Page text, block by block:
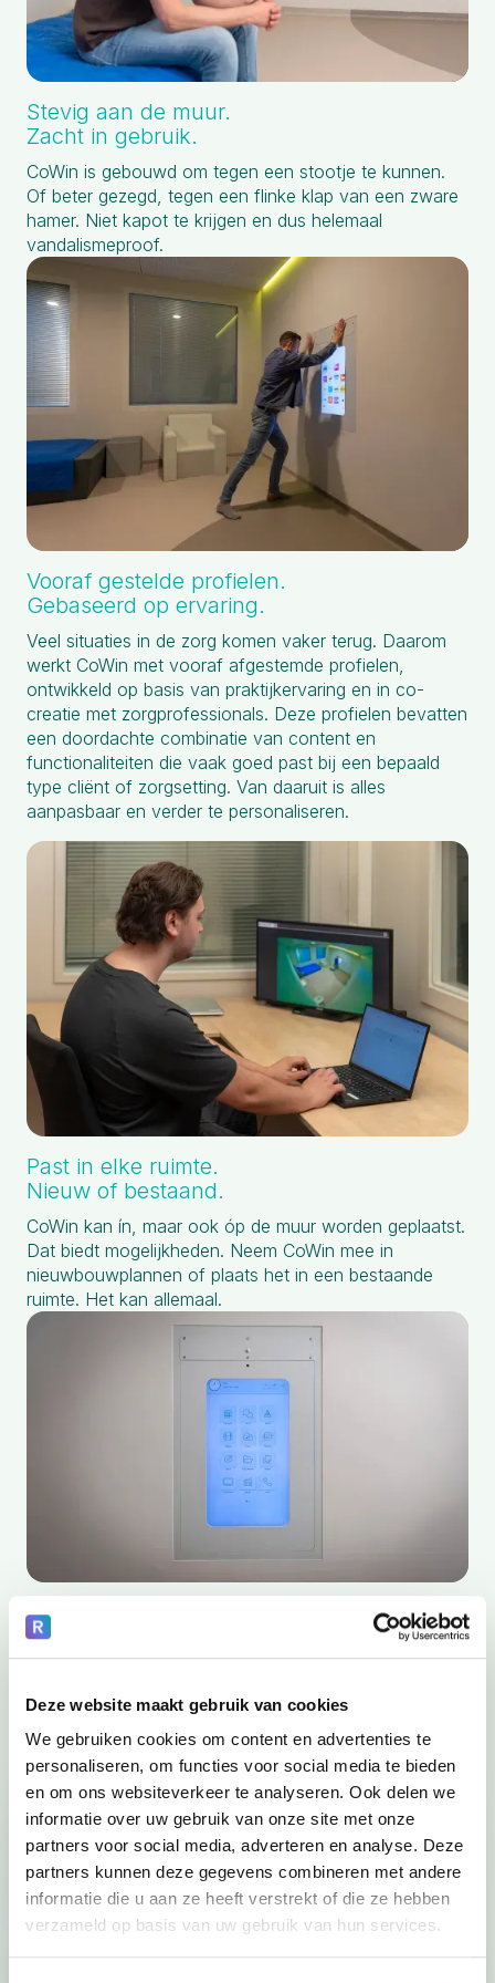
Deze website maakt gebruik van cookies
We gebruiken cookies om content en advertenties te
personaliseren, om functies voor social media te bieden
en om ons websiteverkeer te analyseren. Ook delen we
informatie over uw gebruik van onze site met onze
partners voor social media, adverteren en analyse. Deze
partners kunnen deze gegevens combineren met andere
informatie die u aan ze heeft verstrekt of die ze hebben
verzameld op basis van uw gebruik van hun services.
Stevig aan de muur.
Zacht in gebruik.
CoWin is gebouwd om tegen een stootje te kunnen.
Of beter gezegd, tegen een flinke klap van een zware
hamer. Niet kapot te krijgen en dus helemaal
vandalismeproof.
Vooraf gestelde profielen.
Gebaseerd op ervaring.
Veel situaties in de zorg komen vaker terug. Daarom
werkt CoWin met vooraf afgestemde profielen,
ontwikkeld op basis van praktijkervaring en in co-
creatie met zorgprofessionals. Deze profielen bevatten
een doordachte combinatie van content en
functionaliteiten die vaak goed past bij een bepaald
type cliënt of zorgsetting. Van daaruit is alles
aanpasbaar en verder te personaliseren.
Past in elke ruimte.
Nieuw of bestaand.
CoWin kan ín, maar ook óp de muur worden geplaatst.
Dat biedt mogelijkheden. Neem CoWin mee in
nieuwbouwplannen of plaats het in een bestaande
ruimte. Het kan allemaal.
Eén gedachte. Twee
modellen.